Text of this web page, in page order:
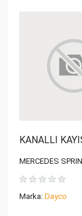
KANALLI
MERCEDES
Marka: Dayco